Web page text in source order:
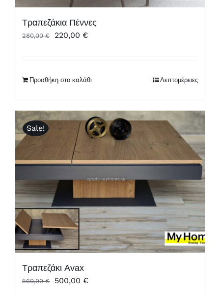
Τραπεζάκια Πέννες
280,00€
Original
280,00 €.
220,00 €Η
είναι:
Προσθήκη στο καλάθι Λεπτομέρειες
Sale!
Τραπεζάκι Avax
560,00€
Original
500,00 €Η